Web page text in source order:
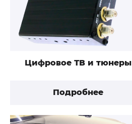
Цифровое ТВ и тюнеры
Подробнее